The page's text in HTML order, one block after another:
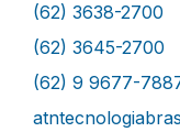
(62) 3638-2700
(62) 3645-2700
(62) 9 9677-